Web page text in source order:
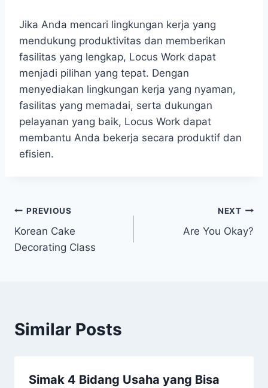
Jika Anda mencari lingkungan kerja yang
mendukung produktivitas dan memberikan
fasilitas yang lengkap, Locus Work dapat
menjadi pilihan yang tepat. Dengan
menyediakan lingkungan kerja yang nyaman,
fasilitas yang memadai, serta dukungan
pelayanan yang baik, Locus Work dapat
membantu Anda bekerja secara produktif dan
efisien.
PREVIOUS
Korean Cake
Decorating Class
NEXT
Are You Okay?
Similar Posts
Simak 4 Bidang Usaha yang Bisa